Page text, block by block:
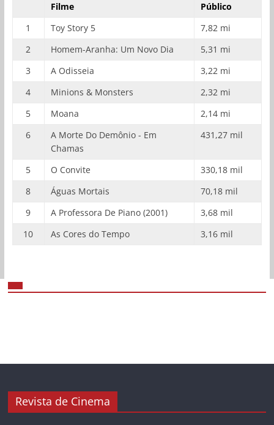
Filme
Público
1
Toy Story 5
7,82 mi
2
Homem-Aranha: Um Novo Dia
5,31 mi
3
A Odisseia
3,22 mi
4
Minions & Monsters
2,32 mi
5
Moana
2,14 mi
6
A Morte Do Demônio - Em
Chamas
431,27 mil
5 O Convite
330,18 mil
8
Águas Mortais
70,18 mil
9
A Professora De Piano (2001)
3,68 mil
10
As Cores do Tempo 3,16 mil
Revista de Cinema